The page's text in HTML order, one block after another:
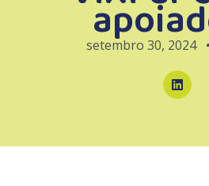
setembro 30, 2024